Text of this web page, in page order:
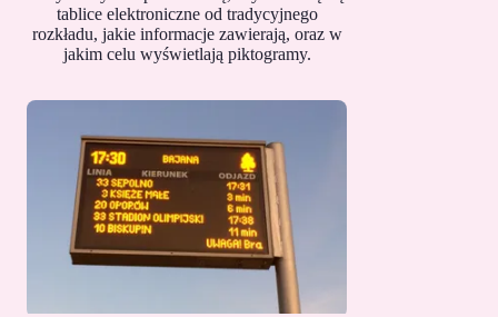
tablice elektroniczne od tradycyjnego
rozkładu, jakie informacje zawierają, oraz w
jakim celu wyświetlają piktogramy.